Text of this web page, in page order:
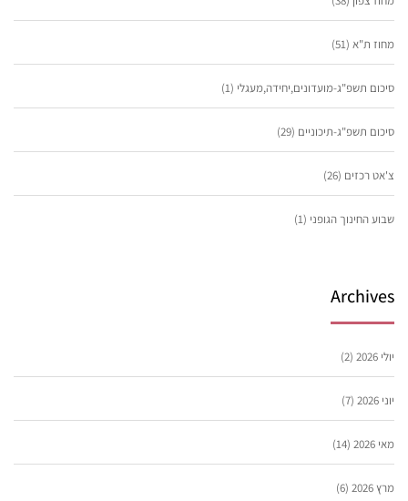
מחוז ת"א (51)
סיכום תשפ"ג-מועדונים,יחידה,מעגלי (1)
סיכום תשפ"ג-תיכוניים (29)
צ'אט רכזים (26)
שבוע החינוך הגופני (1)
Archives
יולי 2026 (2)
יוני 2026 (7)
מאי 2026 (14)
מרץ 2026 (6)